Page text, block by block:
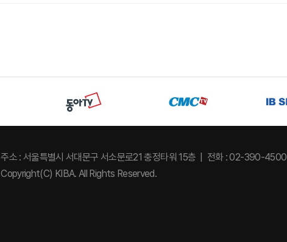
주소 : 서울특별시 서대문구 서소문로21 충정타워 15층 전화 : 02-390-4500
Copyright(C) KIBA. All Rights Reserved.